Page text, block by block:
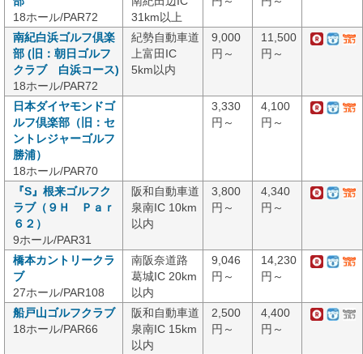
18ホール/PAR72
31km以上
南紀白浜ゴルフ倶楽
部 (旧：朝日ゴルフ
クラブ 白浜コース)
18ホール/PAR72
紀勢自動車道
上富田IC
5km以内
9,000
円～
11,500
円～
日本ダイヤモンドゴ
ルフ倶楽部（旧：セ
ントレジャーゴルフ
勝浦）
18ホール/PAR70
3,330
円～
4,100
円～
『S』根来ゴルフク
ラブ（９Ｈ Ｐａｒ
６２）
9ホール/PAR31
阪和自動車道
泉南IC 10km
以内
3,800
円～
4,340
円～
橋本カントリークラ
ブ
27ホール/PAR108
南阪奈道路
葛城IC 20km
以内
9,046
円～
14,230
円～
船戸山ゴルフクラブ
18ホール/PAR66
阪和自動車道
泉南IC 15km
以内
2,500
円～
4,400
円～